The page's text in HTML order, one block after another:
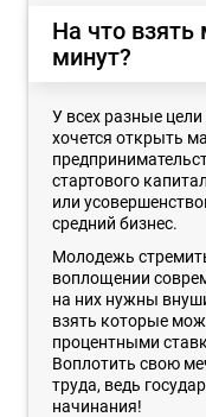
На что взять
минут?
У всех разные
хочется открыть
стартового
или
средний бизнес.
Молодежь
воплощении
на них нужны
взять которые
процентными
Воплотить свою
труда, ведь
начинания!